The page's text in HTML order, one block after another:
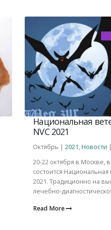
Национальная
NVC 2021
Октябрь |2021,Новости
20-22 октября в Москве,
состоится
2021. Традиционно на
лечебно-
Read More